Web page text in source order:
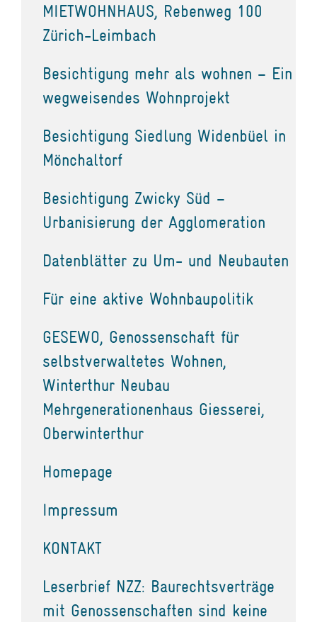
MIETWOHNHAUS, Rebenweg 100
Zürich-Leimbach
Besichtigung mehr als wohnen – Ein
wegweisendes Wohnprojekt
Besichtigung Siedlung Widenbüel in
Mönchaltorf
Besichtigung Zwicky Süd –
Urbanisierung der Agglomeration
Datenblätter zu Um- und Neubauten
Für eine aktive Wohnbaupolitik
GESEWO, Genossenschaft für
selbstverwaltetes Wohnen,
Winterthur Neubau
Mehrgenerationenhaus Giesserei,
Oberwinterthur
Homepage
Impressum
KONTAKT
Leserbrief NZZ: Baurechtsverträge
mit Genossenschaften sind keine